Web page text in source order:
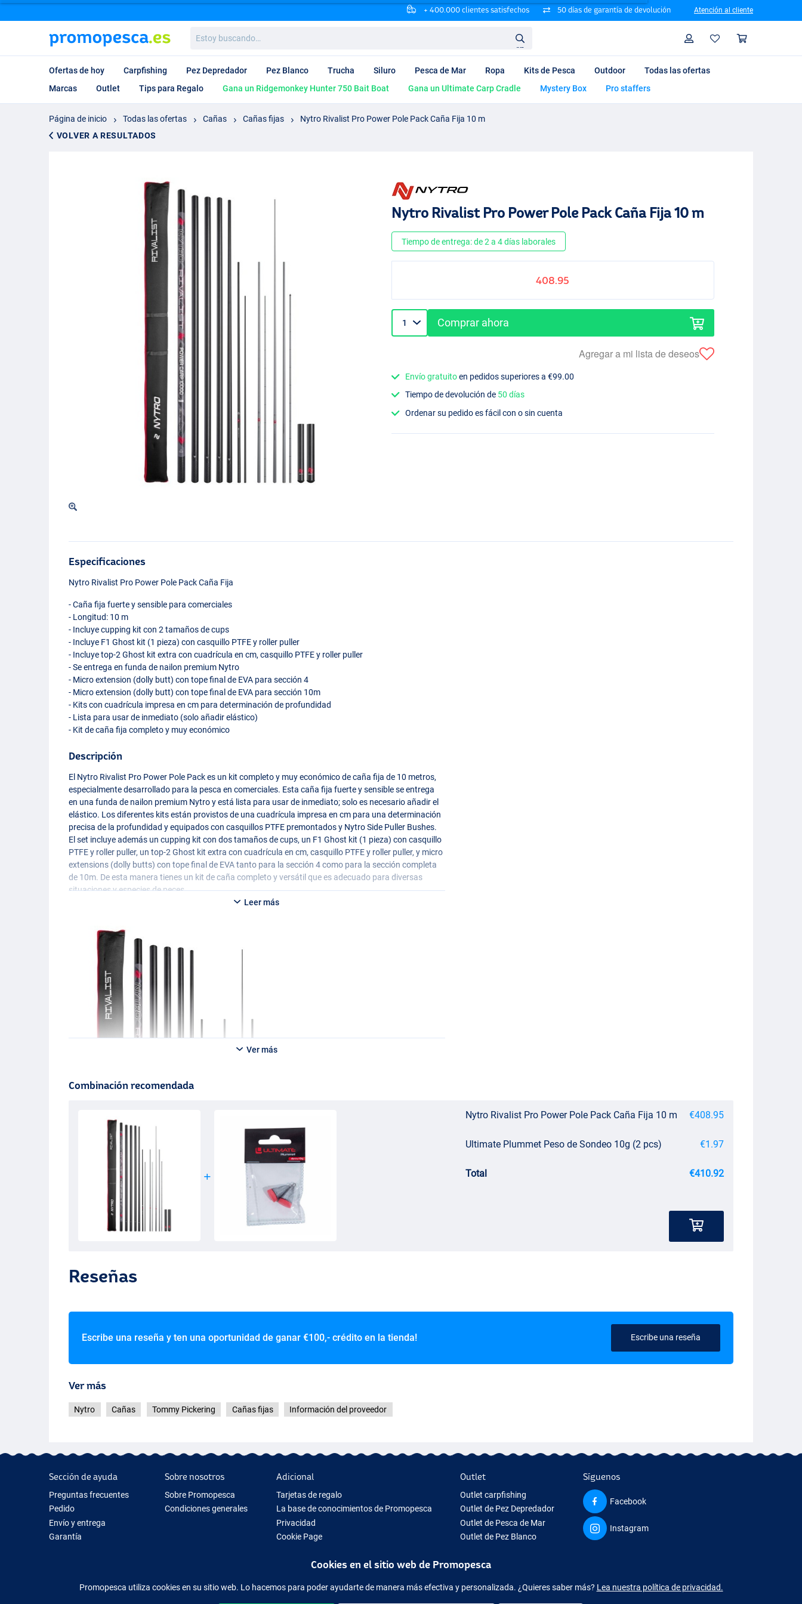
+ 400.000 clientes satisfechos 50 días de garantía de devolución Atención al cliente
buscando…
en
Perfil
Ofertas de hoy Carpfishing Pez Depredador Pez Blanco Trucha Siluro Pesca de Mar Ropa Kits de Pesca Outdoor
Todas las ofertas
Marcas
Outlet Tips para Regalo Gana un Ridgemonkey Hunter 750 Bait Boat Gana un Ultimate Carp Cradle Mystery Box Pro staffers
Página de inicio Todas las ofertas Cañas Cañas fijas
Nytro Rivalist Pro Power Pole Pack Caña Fija 10 m
VOLVER A RESULTADOS
Nytro Rivalist Pro Power Pole Pack Caña Fija 10 m
Tiempo de entrega: de 2 a 4 días laborales
408.95
Comprar ahora
Agregar a mi lista de deseos
Envío gratuitoen pedidos superiores a €99.00
Tiempo de devolución de 50 días
Ordenar su pedido es fácil con o sin cuenta
Especificaciones
Nytro Rivalist Pro Power Pole Pack Caña Fija
- Caña fija fuerte y sensible para comerciales
- Longitud: 10 m
- Incluye cupping kit con 2 tamaños de cups
- Incluye F1 Ghost kit (1 pieza) con casquillo PTFEy roller puller
- Incluye top-2 Ghost kit extra con cuadrícula en cm, casquillo PTFEy roller puller
- Se entrega en funda de nailon premium Nytro
- Micro extension (dolly butt) con tope final de EVA para sección 4
- Micro extension (dolly butt) con tope final de EVA para sección 10m
- Kits con cuadrícula impresa en cm para determinación de profundidad
- Lista para usar de inmediato (solo añadir elástico)
- Kit de caña fija completo y muy económico
Descripción
El Nytro Rivalist Pro Power Pole Pack es un kit completo y muy económico de caña fija de 10 metros,
especialmente desarrollado para la pesca en comerciales. Esta caña fija fuerte y sensible se entrega
en una funda de nailon premium Nytro y está lista para usar de inmediato; solo es necesario añadir el
elástico. Los diferentes kits están provistos de una cuadrícula impresa en cm para una determinación
precisa de la profundidad y equipados con casquillos PTFE premontados y Nytro Side Puller Bushes.
El set incluye además un cupping kit con dos tamaños de cups, un F1 Ghost kit (1 pieza) con casquillo
PTFEy roller puller, un top-2 Ghost kit extra con cuadrícula en cm, casquillo PTFEy roller puller, y micro
extensions (dolly butts) con tope final de EVAtanto para la sección 4 como para la sección completa
de 10m. De esta manera tienes un kit de caña completo y versátil que es adecuado para diversas
situaciones y especies de peces.
Leer más
Ver más
Combinación recomendada
Nytro Rivalist Pro Power Pole Pack Caña Fija 10 m €408.95
Ultimate Plummet Peso de Sondeo 10g (2 pcs) €1.97
Total €410.92
Reseñas
Escribe una reseña y ten una oportunidad de ganar €100,- crédito en la tienda! Escribe una reseña
Ver más
Nytro Cañas Tommy Pickering Cañas fijas Información del proveedor
Sección de ayuda
Preguntas frecuentes
Pedido
Envío y entrega
Garantía
Sobre nosotros
Sobre Promopesca
Condiciones generales
Adicional
Tarjetas de regalo
La base de conocimientos de Promopesca
Privacidad
Cookie Page
Nuevo Material de Pesca
Outlet
Outlet carpfishing
Outlet de Pez Depredador
Outlet de Pesca de Mar
Outlet de Pez Blanco
Síguenos
Facebook
Instagram
Cookies en el sitio web de Promopesca
Promopesca utiliza cookies en su sitio web. Lo hacemos para poder ayudarte de manera más efectiva y personalizada. ¿Quieres saber más? Lea nuestra política de privacidad.